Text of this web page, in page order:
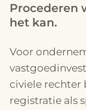
Procederen
het kan.
Voor
civiele rechter
registratie als